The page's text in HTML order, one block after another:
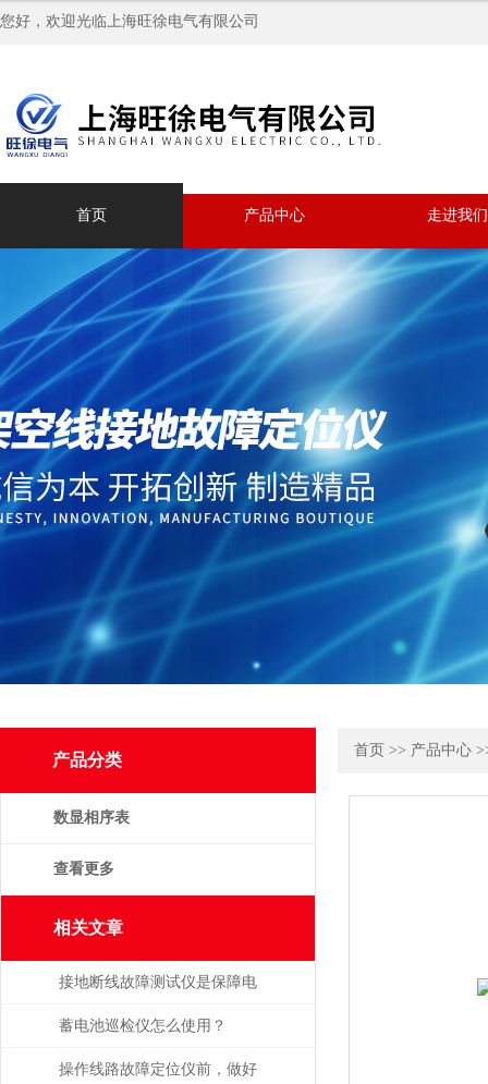
您好，欢迎光临上海旺徐电气有限公司
首页 产品中心 走进我们
产品分类
数显相序表
查看更多
相关文章
接地断线故障测试仪是保障电
力系统安全运行的重要工具
蓄电池巡检仪怎么使用？
操作线路故障定位仪前，做好
首页 >> 产品中心